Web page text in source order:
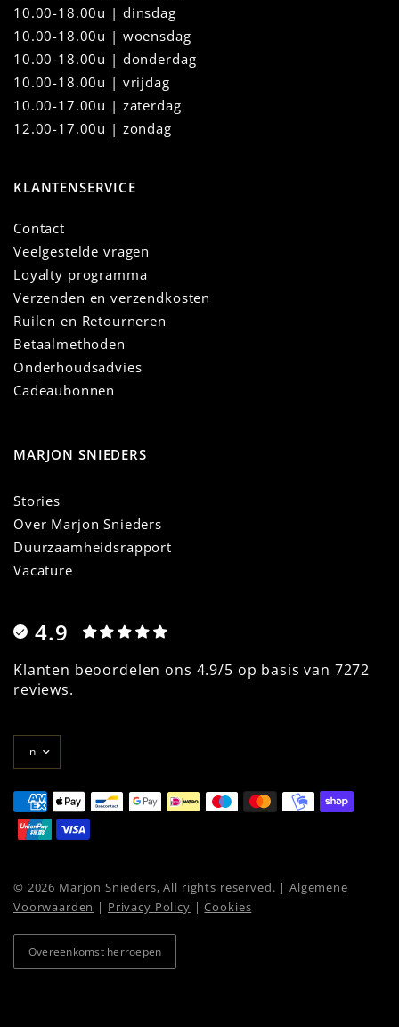
10.00-18.00u | dinsdag
10.00-18.00u | woensdag
10.00-18.00u | donderdag
10.00-18.00u | vrijdag
10.00-17.00u | zaterdag
12.00-17.00u | zondag
KLANTENSERVICE
Contact
Veelgestelde vragen
Loyalty programma
Verzenden en verzendkosten
Ruilen en Retourneren
Betaalmethoden
Onderhoudsadvies
Cadeaubonnen
MARJON SNIEDERS
Stories
Over Marjon Snieders
Duurzaamheidsrapport
Vacature
4.9
Klanten beoordelen ons 4.9/5 op basis van 7272
reviews.
Land/regio
© 2026 Marjon Snieders, All rights reserved. |Algemene
Voorwaarden | Privacy Policy |Cookies
Overeenkomst herroepen